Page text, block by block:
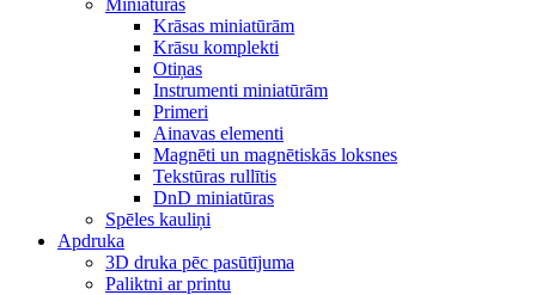
Miniatūras
Krāsas miniatūrām
Krāsu komplekti
Otiņas
Instrumenti miniatūrām
Primeri
Ainavas elementi
Magnēti un magnētiskās loksnes
Tekstūras rullītis
DnD miniatūras
Spēles kauliņi
Apdruka
3D druka pēc pasūtījuma
Paliktni ar printu